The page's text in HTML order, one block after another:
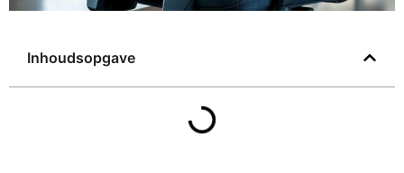
Inhoudsopgave